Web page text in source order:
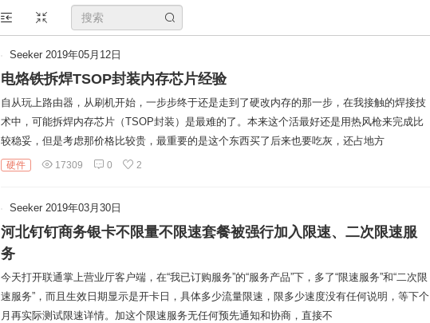
索
键
字
Seeker 2019年05月12日
电烙铁拆焊TSOP封装内存芯片经验
自从玩上路由器，从刷机开始，一步步终于还是走到了硬改内存的那一步，在我接触的焊接技
术中，可能拆焊内存芯片（TSOP封装）是最难的了。本来这个活最好还是用热风枪来完成比
较稳妥，但是考虑那价格比较贵，最重要的是这个东西买了后来也要吃灰，还占地方
硬件 17309 0 2
Seeker 2019年03月30日
河北钉钉商务银卡不限量不限速套餐被强行加入限速、二次限速服
务
今天打开联通掌上营业厅客户端，在“我已订购服务”的“服务产品”下，多了“限速服务”和“二次限
速服务”，而且生效日期显示是开卡日，具体多少流量限速，限多少速度没有任何说明，等下个
月再实际测试限速详情。加这个限速服务无任何预先通知和协商，直接不